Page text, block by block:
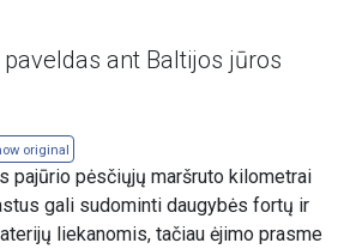
ant Baltijos jūros
original
pajūrio pėsčiųjų maršruto kilometrai
gali sudominti daugybės fortų ir
liekanomis, tačiau ėjimo prasme